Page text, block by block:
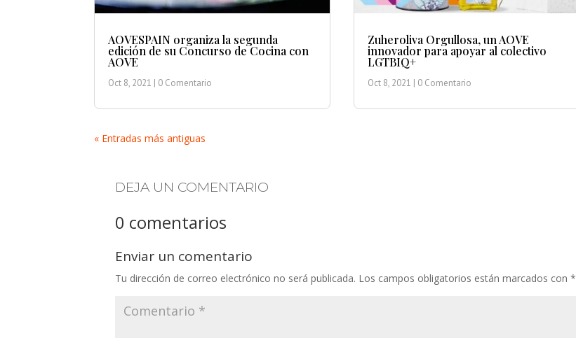
AOVESPAIN organiza la segunda
edición de su Concurso de Cocina con
AOVE
Oct 8, 2021 | 0 Comentario
Zuheroliva Orgullosa, un AOVE
innovador para apoyar al colectivo
LGTBIQ+
Oct 8, 2021 | 0 Comentario
« Entradas más antiguas
DEJA UN COMENTARIO
0 comentarios
Enviar un comentario
Tu dirección de correo electrónico no será publicada. Los campos obligatorios están marcados con*